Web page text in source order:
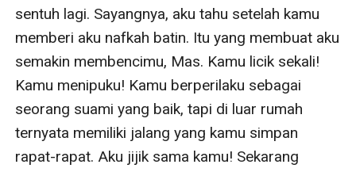
sentuh lagi. Sayangnya, aku tahu setelah kamu
memberi aku nafkah batin. Itu yang membuat aku
semakin membencimu, Mas. Kamu licik sekali!
Kamu menipuku! Kamu berperilaku sebagai
seorang suami yang baik, tapi di luar rumah
ternyata memiliki jalang yang kamu simpan
rapat-rapat. Aku jijik sama kamu! Sekarang